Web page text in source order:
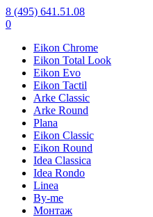
8 (495) 641.51.08
0
Eikon Chrome
Eikon Total Look
Eikon Evo
Eikon Tactil
Arke Classic
Arke Round
Plana
Eikon Classic
Eikon Round
Idea Classica
Idea Rondo
Linea
By-me
Монтаж